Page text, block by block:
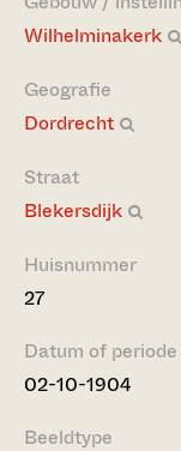
Wilhelminakerk
Geografie
Dordrecht
Straat
Blekersdijk
Huisnummer
27
Datum of periode
02-10-1904
Beeldtype